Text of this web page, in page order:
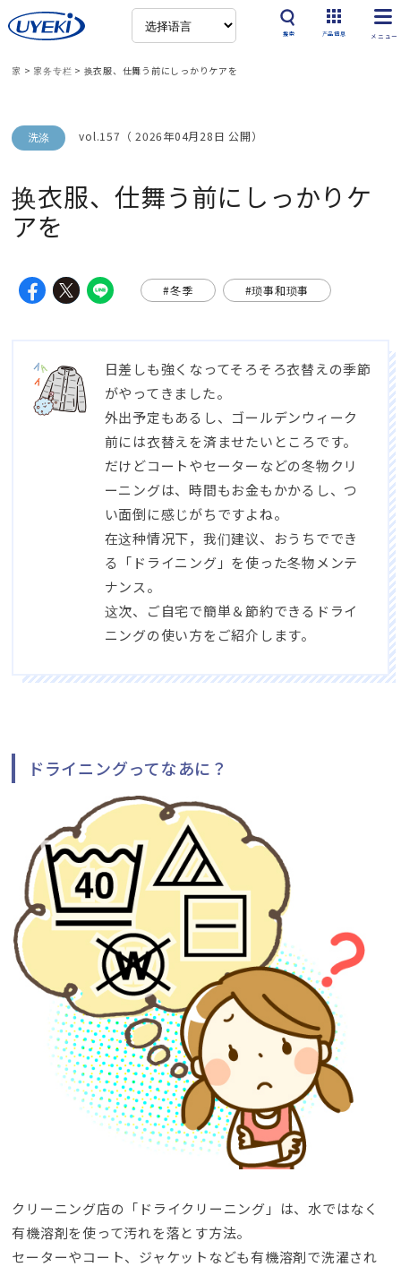
搜索 产品信息
家 > 家务专栏 > 换衣服、 仕舞う前にしっかりケアを
洗涤 vol.157（ 2026年04月28日 公開）
换衣服、仕舞う前にしっかりケ
アを
#冬季 #琐事和琐事
日差しも強くなってそろそろ衣替えの季節
がやってきました。
外出予定もあるし、 ゴールデンウィーク
前には衣替えを済ませたいところです。
だけどコートやセーターなどの冬物クリ
ーニングは、時間もお金もかかるし、 つ
い面倒に感じがちですよね。
在这种情况下，我们建议、
おうちででき
る「ドライニング」を使った冬物メンテ
ナンス。
这次、
ご自宅で簡単＆節約できるドライ
ニングの使い方をご紹介します。
ドライニングってなあに？
クリーニング店の「ドライクリーニング」は、水ではなく
有機溶剤を使って汚れを落とす方法。
セーターやコート、 ジャケットなども有機溶剤で洗濯され